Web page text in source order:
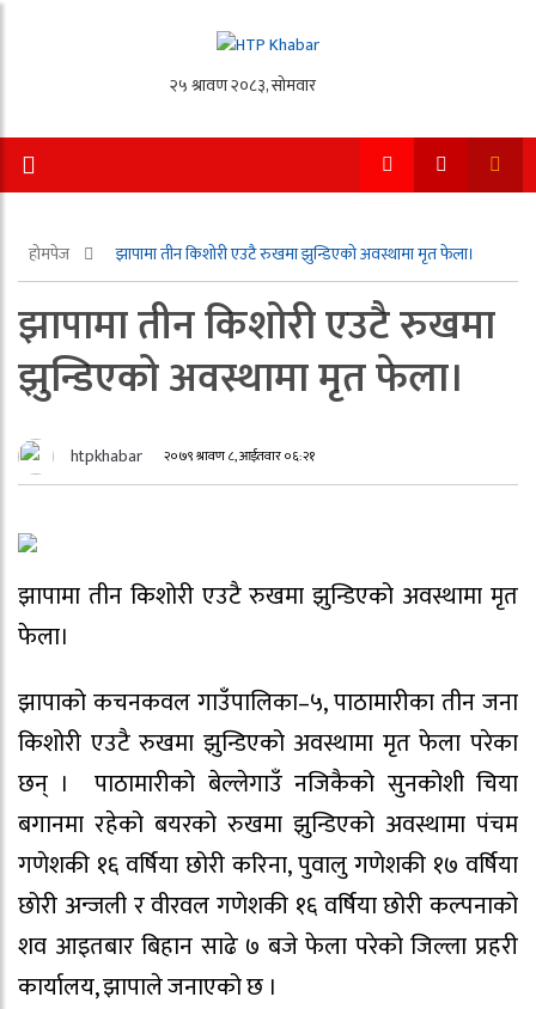
होमपेज झापामा तीन किशोरी एउटै रुखमा झुन्डिएको अवस्थामा मृत फेला।
झापामा तीन किशोरी एउटै रुखमा
झुन्डिएको अवस्थामा मृत फेला।
htpkhabar २०७९ श्रावण ८, आईतवार ०६:२१
झापामा तीन किशोरी एउटै रुखमा झुन्डिएको अवस्थामा मृत
फेला।
झापाको कचनकवल गाउँपालिका–५, पाठामारीका तीन जना
किशोरी एउटै रुखमा झुन्डिएको अवस्थामा मृत फेला परेका
छन् । पाठामारीको बेल्लेगाउँ नजिकैको सुनकोशी चिया
बगानमा रहेको बयरको रुखमा झुन्डिएको अवस्थामा पंचम
गणेशकी १६ वर्षिया छोरी करिना, पुवालु गणेशकी १७ वर्षिया
छोरी अन्जली र वीरवल गणेशकी १६ वर्षिया छोरी कल्पनाको
शव आइतबार बिहान साढे ७ बजे फेला परेको जिल्ला प्रहरी
कार्यालय, झापाले जनाएको छ ।